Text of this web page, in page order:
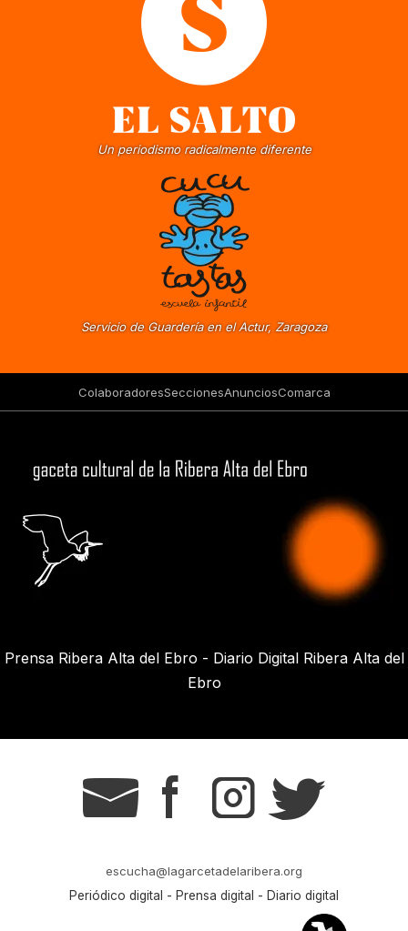
Un periodismo radicalmente diferente
Servicio de Guardería en el Actur, Zaragoza
ColaboradoresSeccionesAnunciosComarca
Prensa Ribera Alta del Ebro - Diario Digital Ribera Alta del
Ebro
g s t r
escucha@lagarcetadelaribera.org
Periódico digital - Prensa digital - Diario digital